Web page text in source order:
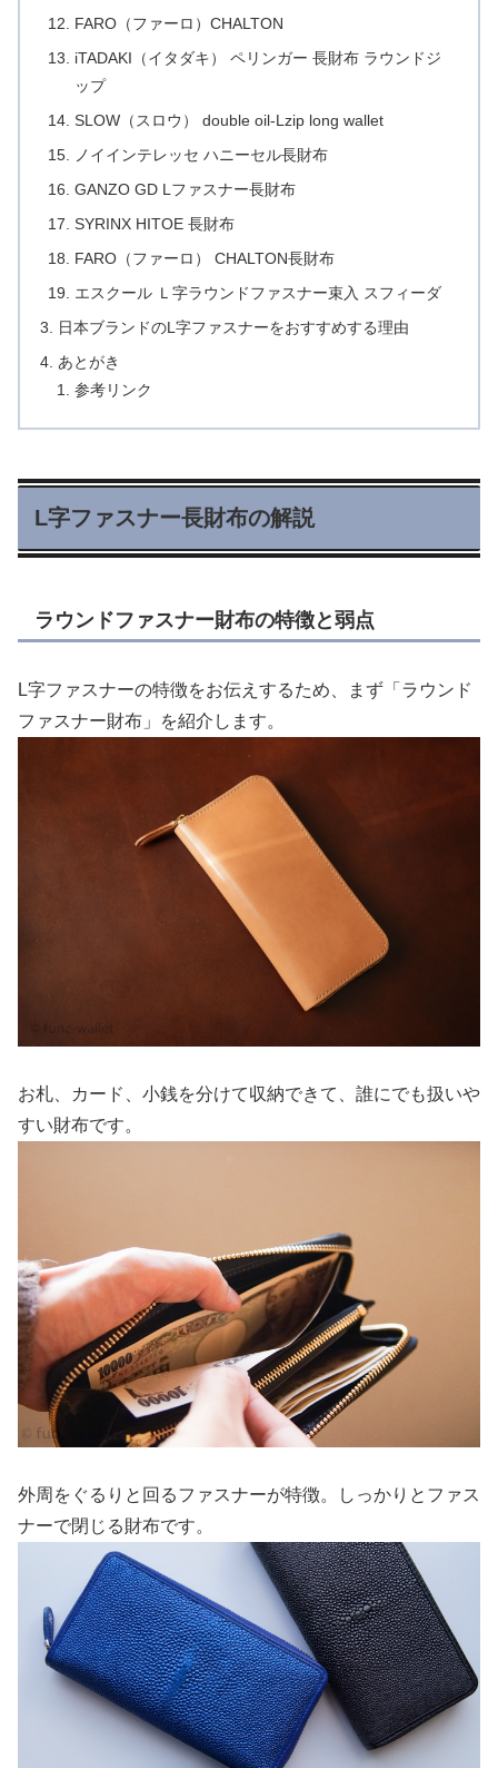
FARO（ファーロ）CHALTON
iTADAKI（イタダキ） ペリンガー 長財布 ラウンドジ
ップ
SLOW（スロウ） double oil-Lzip long wallet
ノイインテレッセ ハニーセル長財布
GANZO GD Lファスナー長財布
SYRINX HITOE 長財布
FARO（ファーロ） CHALTON長財布
エスクール Ｌ字ラウンドファスナー束入 スフィーダ
日本ブランドのL字ファスナーをおすすめする理由
あとがき
参考リンク
L字ファスナー長財布の解説
ラウンドファスナー財布の特徴と弱点
L字ファスナーの特徴をお伝えするため、まず「ラウンド
ファスナー財布」を紹介します。
お札、カード、小銭を分けて収納できて、誰にでも扱いや
すい財布です。
外周をぐるりと回るファスナーが特徴。しっかりとファス
ナーで閉じる財布です。